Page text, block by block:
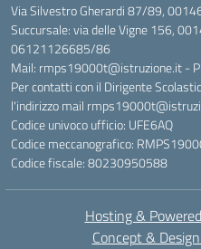
Via Silvestro Gherardi 87/89,
Succursale: via delle Vigne 156,
06121126685/86
Mail: rmps19000t@istruzione.it -
Per contatti con il Dirigente
l'indirizzo mail
Codice univoco ufficio: UFE6AQ
Codice meccanografico:
Codice fiscale: 80230950588
Hosting &
Concept &